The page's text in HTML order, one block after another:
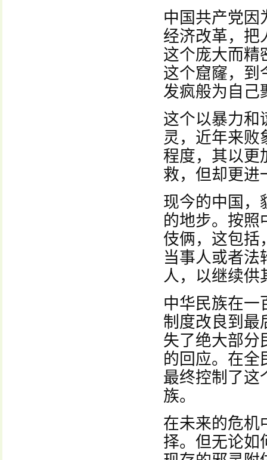
中国共产党因
经济改革，把
这个庞大而精
这个窟窿，到
发疯般为自己
这个以暴力和
灵，近年来败
程度，其以更
救，但却更进
现今的中国，
的地步。按照
伎俩，这包括
当事人或者法
人，以继续供
中华民族在一
制度改良到最
失了绝大部分
的回应。在全
最终控制了这
族。
在未来的危机
择。但无论如